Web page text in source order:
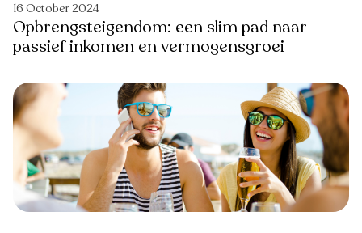
16 October 2024
Opbrengsteigendom: een slim pad naar
passief inkomen en vermogensgroei